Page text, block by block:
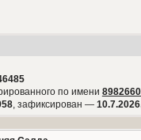
по имени
, зафиксирован —